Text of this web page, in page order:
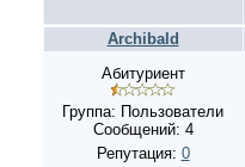
Archibald
Абитуриент
Группа: Пользователи
Сообщений: 4
Репутация: 0